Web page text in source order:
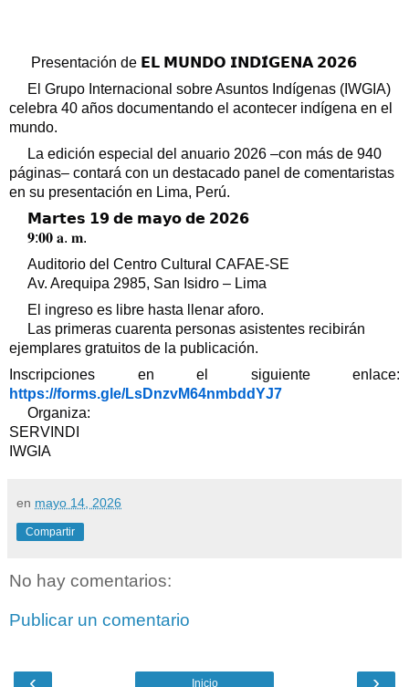
Presentación de 𝗘𝗟 𝗠𝗨𝗡𝗗𝗢 𝗜𝗡𝗗𝗜́𝗚𝗘𝗡𝗔 𝟮𝟬𝟮𝟲
El Grupo Internacional sobre Asuntos Indígenas (IWGIA)
celebra 40 años documentando el acontecer indígena en el
mundo.
La edición especial del anuario 2026 –con más de 940
páginas– contará con un destacado panel de comentaristas
en su presentación en Lima, Perú.
𝗠𝗮𝗿𝘁𝗲𝘀 𝟭𝟵 𝗱𝗲 𝗺𝗮𝘆𝗼 𝗱𝗲 𝟮𝟬𝟮𝟲
𝟗:𝟎𝟎 𝐚. 𝐦.
Auditorio del Centro Cultural CAFAE-SE
Av. Arequipa 2985, San Isidro – Lima
El ingreso es libre hasta llenar aforo.
Las primeras cuarenta personas asistentes recibirán
ejemplares gratuitos de la publicación.
Inscripciones en el siguiente enlace:
https://forms.gle/LsDnzvM64nmbddYJ7
Organiza:
SERVINDI
IWGIA
en mayo 14, 2026
Compartir
No hay comentarios:
Publicar un comentario
‹ ›
Inicio